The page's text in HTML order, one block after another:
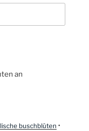
an
buschblüten •